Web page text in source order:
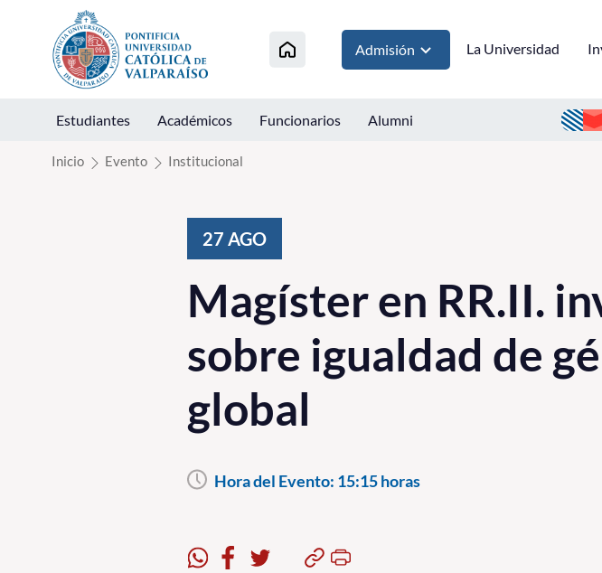
Click acá para ir directamente al contenido
Admisión La Universidad
Estudiantes Académicos Funcionarios Alumni
Inicio Evento Institucional
27 AGO
Magíster en RR.II.
sobre igualdad de
global
Hora del Evento: 15:15 horas